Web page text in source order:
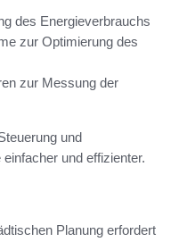
des Energieverbrauchs
zur Optimierung des
zur Messung der
und
und effizienter.
Planung erfordert